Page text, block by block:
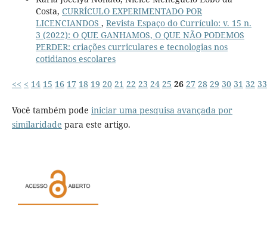
Costa, CURRÍCULO EXPERIMENTADO POR
LICENCIANDOS , Revista Espaço do Currículo: v. 15 n.
3 (2022): O QUE GANHAMOS, O QUE NÃO PODEMOS
PERDER: criações curriculares e tecnologias nos
cotidianos escolares
<< < 14 15 16 17 18 19 20 21 22 23 24 25 26 27 28 29 30 31 32 33
Você também pode iniciar uma pesquisa avançada por
similaridade para este artigo.